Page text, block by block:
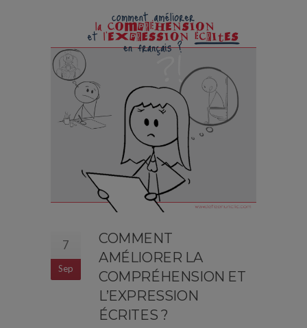
7
Sep
COMMENT
AMÉLIORER LA
COMPRÉHENSION ET
L’EXPRESSION
ÉCRITES ?